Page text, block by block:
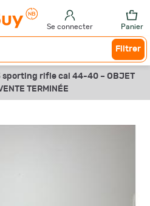
Se connecter Panier
Filtrer
sporting rifle cal 44-40 – OBJET
TERMINÉE